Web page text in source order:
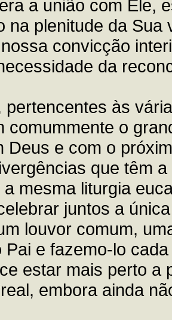
a união com Ele,
na plenitude da
convicção
da
pertencentes às
comummente o
Deus e com o
que têm
mesma liturgia
juntos a
louvor comum,
Pai e fazemo-lo
estar mais perto a
embora ainda